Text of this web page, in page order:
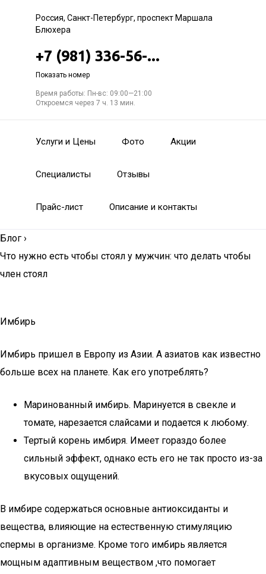
Россия, Санкт-Петербург, проспект Маршала
Блюхера
+7 (981) 336-56-...
Показать номер
Время работы: Пн-вс: 09:00—21:00
Откроемся через 7 ч. 13 мин.
Услуги и Цены Фото Акции
Специалисты Отзывы
Прайс-лист Описание и контакты
Блог ›
Что нужно есть чтобы стоял у мужчин: что делать чтобы
член стоял
Имбирь
Имбирь пришел в Европу из Азии. А азиатов как известно
больше всех на планете. Как его употреблять?
Маринованный имбирь. Маринуется в свекле и
томате, нарезается слайсами и подается к любому.
Тертый корень имбиря. Имеет гораздо более
сильный эффект, однако есть его не так просто из-за
вкусовых ощущений.
В имбире содержаться основные антиоксиданты и
вещества, влияющие на естественную стимуляцию
спермы в организме. Кроме того имбирь является
мощным адаптивным веществом ,что помогает